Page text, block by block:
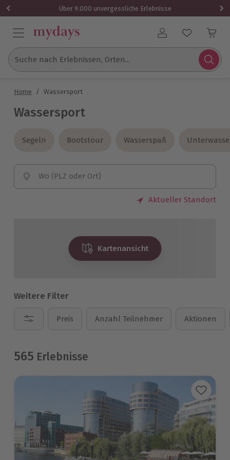
Über 9.000 unvergessliche Erlebnisse
Benutzerkonto
Suche nach Erlebnissen, Orten...
Home / Wassersport
Wassersport
Segeln
Segeln Bootstour
Bootstour Wasserspaß
Wasserspaß
Wo (PLZ oder Ort)
Aktueller Standort
Kartenansicht
Weitere Filter
Preis Anzahl Teilnehmer Aktionen
565 Erlebnisse